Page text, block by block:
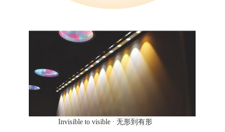
无论多么精美的装修
而照明仅占装修总造价的10%
Invisible to visible · 无形到有形